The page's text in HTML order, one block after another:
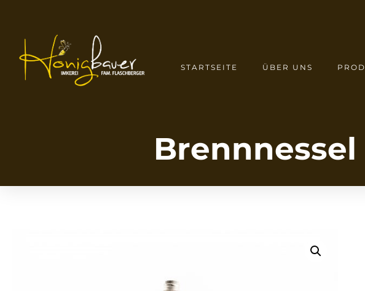
STARTSEITE ÜBER UNS